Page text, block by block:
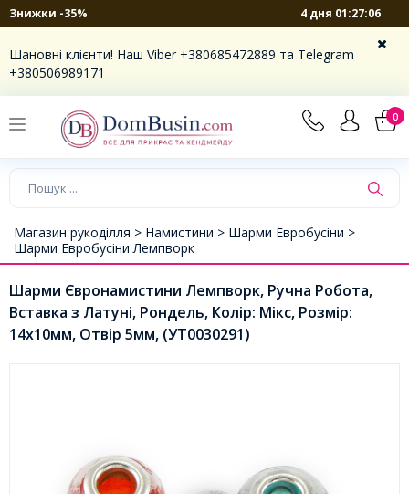
Знижки -35% 4 дня 01:27:06
Шановні клієнти! Наш Viber +380685472889 та Telegram
+380506989171
0
Магазин рукоділля > Намистини > Шарми Евробусіни >
Шарми Евробусіни Лемпворк
Шарми Євронамистини Лемпворк, Ручна Робота,
Вставка з Латуні, Рондель, Колір: Мікс, Розмір:
14х10мм, Отвір 5мм, (УТ0030291)